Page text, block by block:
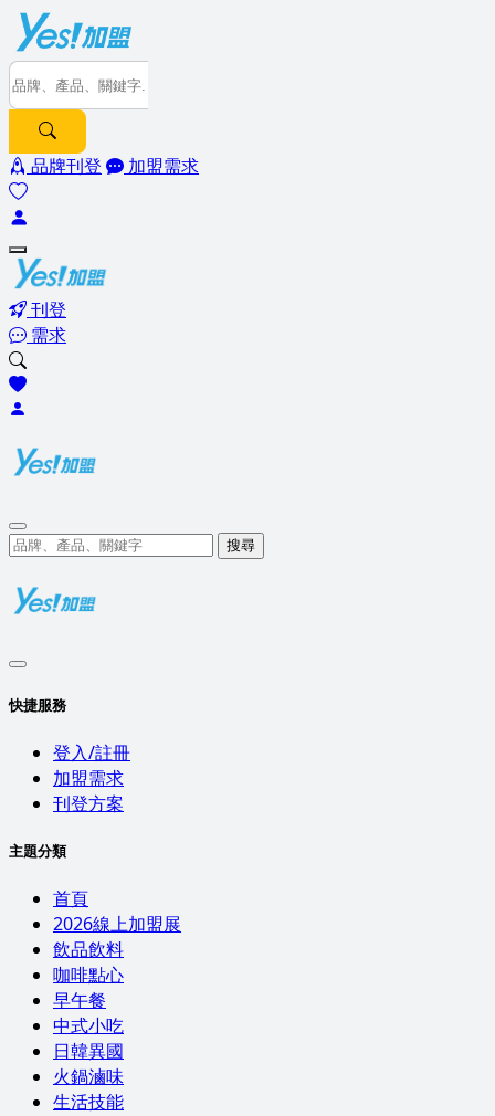
品牌刊登 加盟需求
刊登
需求
搜尋
快捷服務
登入/註冊
加盟需求
刊登方案
主題分類
首頁
2026線上加盟展
飲品飲料
咖啡點心
早午餐
中式小吃
日韓異國
火鍋滷味
生活技能